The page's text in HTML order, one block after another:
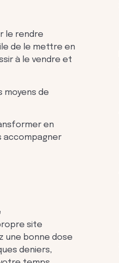
le rendre
de le mettre en
à le vendre et
moyens de
en
accompagner
site
une bonne dose
deniers,